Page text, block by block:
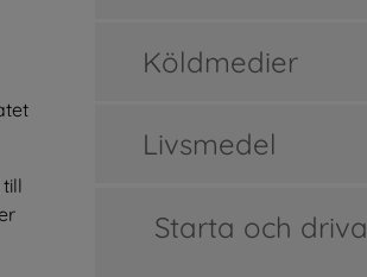
öppnas i nytt fönster.
Köldmedier
Livsmedel
Starta och driva